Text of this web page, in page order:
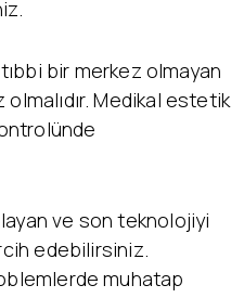
bir merkez olmayan
Medikal estetik
ve son teknolojiyi
edebilirsiniz.
muhatap